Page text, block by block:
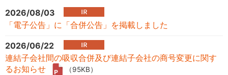
2026/08/03
「電子公告」に「合併公告」を掲載しました
2026/06/22
連結子会社間の吸収合併及び連結子会社の商号変更に関す
るお知らせ
（95KB）